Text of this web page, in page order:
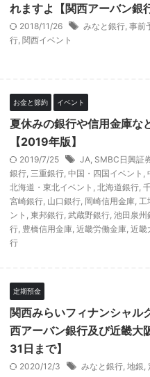
れますよ【関西アーバン銀
2018/11/26 みなと銀行, 事前
行, 関西イベント
お金と節約 イベント
夏休みの銀行や信用金庫な
【2019年版】
2019/7/25 JA, SMBC日興証
銀行, 三重銀行, 中国・四国イベント ,
北海道・東北イベント , 北海道銀行,
宮崎銀行, 山口銀行, 岡崎信用金庫, 工
ント , 東邦銀行, 武蔵野銀行, 池田泉州
行, 豊橋信用金庫, 近畿労働金庫, 近畿
行
定期預金
関西みらいフィナンシャル
西アーバン銀行及び近畿大
31日まで】
2020/12/3 みなと銀行, 地銀,